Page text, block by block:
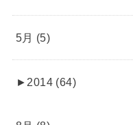
5月 (5)
► 2014 (64)